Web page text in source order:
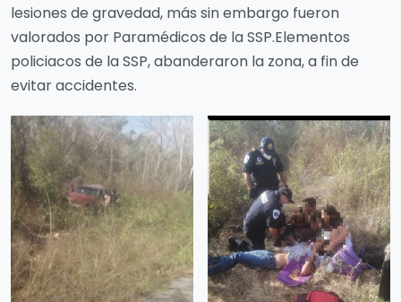
lesiones de gravedad, más sin embargo fueron
valorados por Paramédicos de la SSP.Elementos
policiacos de la SSP, abanderaron la zona, a fin de
evitar accidentes.